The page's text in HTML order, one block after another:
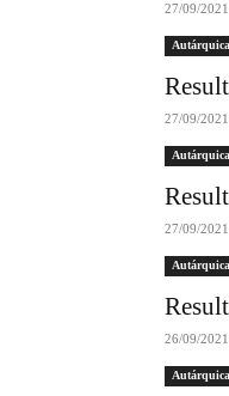
27/09/2021
27/09/2021
27/09/2021
26/09/2021